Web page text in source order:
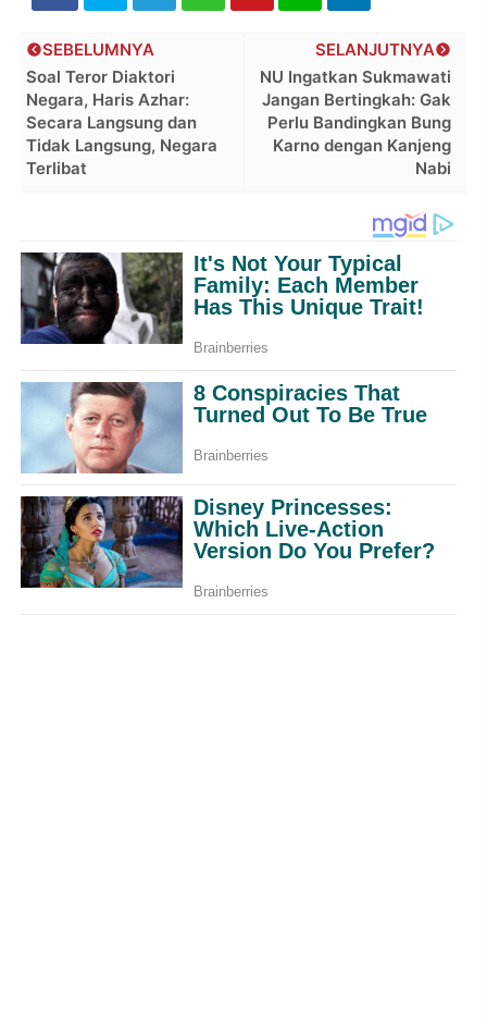
SELANJUTNYA
NU Ingatkan Sukmawati
Jangan Bertingkah: Gak
Perlu Bandingkan Bung
Karno dengan Kanjeng
Nabi
SEBELUMNYA
Soal Teror Diaktori
Negara, Haris Azhar:
Secara Langsung dan
Tidak Langsung, Negara
Terlibat